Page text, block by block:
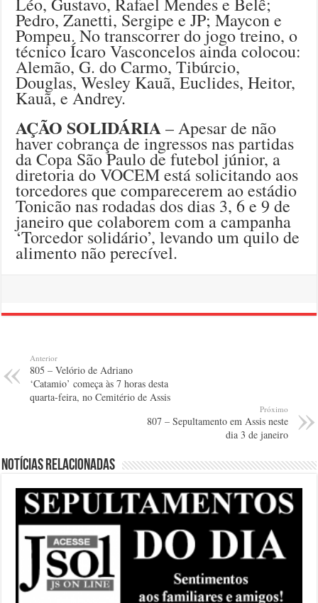
Pedro, Zanetti, Sergipe e JP; Maycon e
Pompeu. No transcorrer do jogo treino, o
técnico Ícaro Vasconcelos ainda colocou:
Alemão, G. do Carmo, Tibúrcio,
Douglas, Wesley Kauã, Euclides, Heitor,
Kauã, e Andrey.
AÇÃO SOLIDÁRIA– Apesar de não
haver cobrança de ingressos nas partidas
da Copa São Paulo de futebol júnior, a
diretoria do VOCEM está solicitando aos
torcedores que comparecerem ao estádio
Tonicão nas rodadas dos dias 3, 6 e 9 de
janeiro que colaborem com a campanha
‘Torcedor solidário’, levando um quilo de
alimento não perecível.
Anterior
805 – Velório de Adriano
‘Catamio’ começa às 7 horas desta
quarta-feira, no Cemitério de Assis
Próximo
807 – Sepultamento em Assis neste
dia 3 de janeiro
Notícias relacionadas